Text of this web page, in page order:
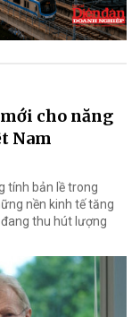
cho năng
Nam
tính bản lề trong
nền kinh tế tăng
thu hút lượng